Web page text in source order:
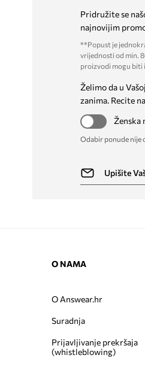
Pridružite se
najnovijim
**Popust je
vrijednosti od min.
proizvodi mogu biti
Želimo da u
zanima. Recite
Ženska
Odabir ponude nije
O NAMA
O Answear.hr
Suradnja
Prijavljivanje prekršaja
(whistleblowing)